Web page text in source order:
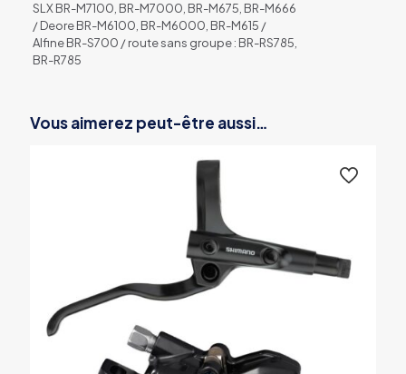
SLX BR-M7100, BR-M7000, BR-M675, BR-M666
/ Deore BR-M6100, BR-M6000, BR-M615 /
Alfine BR-S700 / route sans groupe : BR-RS785,
BR-R785
Vous aimerez peut-être aussi…